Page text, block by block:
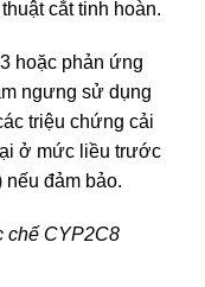
cắt tinh hoàn.
hoặc phản ứng
ngưng sử dụng
triệu chứng cải
ở mức liều trước
nếu đảm bảo.
chế CYP2C8